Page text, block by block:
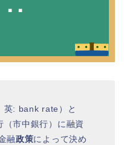
･
英: bank rate）と
（市中銀行）に融資
融政策によって決め